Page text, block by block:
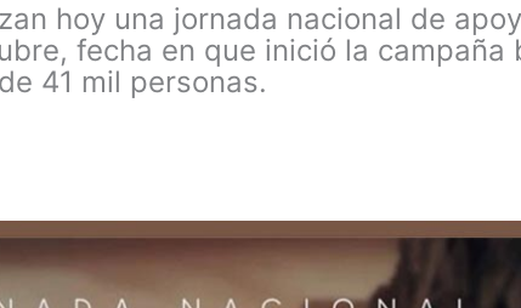
hoy una jornada nacional de
fecha en que inició la campaña
41 mil personas.